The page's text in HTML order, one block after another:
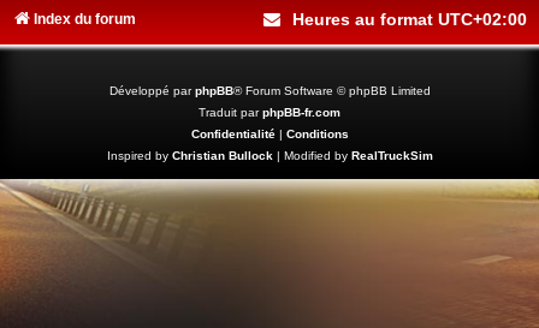
Index du forum Heures au format UTC+02:00
Développé parphpBB® Forum Software © phpBB Limited
Traduit parphpBB-fr.com
Confidentialité| Conditions
Inspired by Christian Bullock| Modified by RealTruckSim